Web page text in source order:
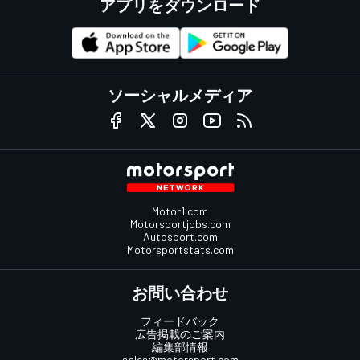
アプリをダウンロード
ソーシャルメディア
Motor1.com
Motorsportjobs.com
Autosport.com
Motorsportstats.com
お問い合わせ
フィードバック
広告掲載のご案内
編集部情報